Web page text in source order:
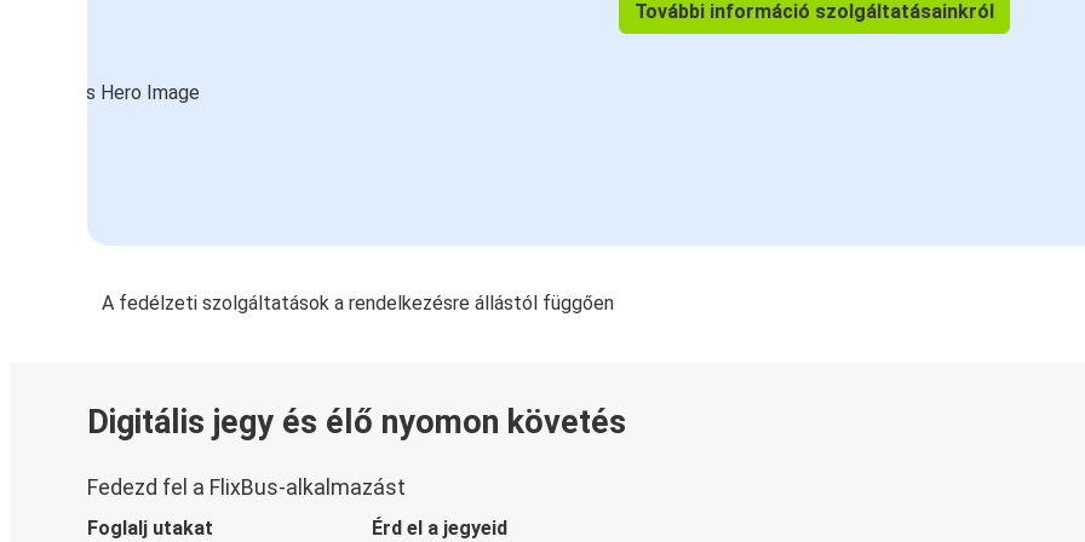
További információ szolgáltatásainkról
A fedélzeti szolgáltatások a rendelkezésre állástól függően
Digitális jegy és élő nyomon követés
Fedezd fel a FlixBus-alkalmazást
Foglalj utakat Érd el a jegyeid